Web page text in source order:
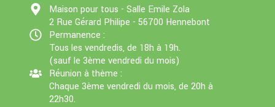
Maison pour tous - Salle Emile Zola
2 Rue Gérard Philipe - 56700 Hennebont
Permanence :
Tous les vendredis, de 18h à 19h.
(sauf le 3ème vendredi du mois)
Réunion à thème :
Chaque 3ème vendredi du mois, de 20h à
22h30.